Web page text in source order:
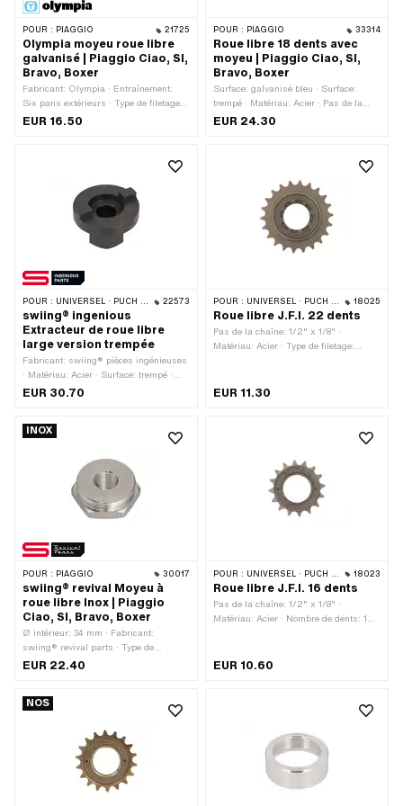
POUR : PIAGGIO 21725
Olympia moyeu roue libre
galvanisé | Piaggio Ciao, SI,
Bravo, Boxer
Fabricant: Olympia · Entraînement:
Six pans extérieurs · Type de filetage:
MF14x1.5 (filetage fin)
EUR 16.50
POUR : PIAGGIO 33314
Roue libre 18 dents avec
moyeu | Piaggio Ciao, SI,
Bravo, Boxer
Surface: galvanisé bleu · Surface:
trempé · Matériau: Acier · Pas de la
chaîne: 1/2" x 1/8" · Nombre de dents:
EUR 24.30
POUR : UNIVERSEL · PUCH · SACHS · PONY / CILO (BÊTA 521 & 512) · PIAGGIO 22573
swiing® ingenious
Extracteur de roue libre
large version trempée
Fabricant: swiing® pièces ingénieuses
· Matériau: Acier · Surface: trempé ·
Champ d'application: Outils spéciaux
EUR 30.70
POUR : UNIVERSEL · PUCH · SACHS 18025
Roue libre J.F.I. 22 dents
Pas de la chaîne: 1/2" x 1/8" ·
Matériau: Acier · Type de filetage:
EUR 11.30
INOX
POUR : PIAGGIO 30017
swiing® revival Moyeu à
roue libre Inox | Piaggio
Ciao, SI, Bravo, Boxer
Ø intérieur: 34 mm · Fabricant:
swiing® revival parts · Type de
filetage: MF14x1.5 (filetage fin) ·
(filetage): 14 mm · Diamètre nominal
(filetage): 34.8 mm · Entraînement: Six
pans extérieurs · Filetage extérieur:
FG34.8 (1.37" 24G) · Clé de serrage:
EUR 22.40
POUR : UNIVERSEL · PUCH · SACHS · PONY / CILO (BÊTA 521 & 512) 18023
Roue libre J.F.I. 16 dents
Pas de la chaîne: 1/2" x 1/8" ·
Matériau: Acier · Nombre de dents: 16
EUR 10.60
NOS